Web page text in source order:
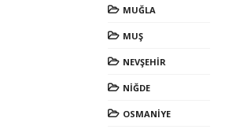
MUĞLA
MUŞ
NEVŞEHİR
NİĞDE
OSMANİYE